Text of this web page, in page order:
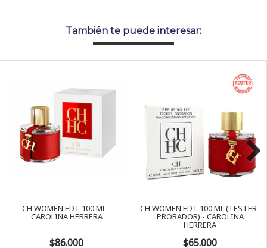
También te puede interesar:
CH WOMEN EDT 100 ML -
CAROLINA HERRERA
$86.000
CH WOMEN EDT 100 ML (TESTER-
PROBADOR) - CAROLINA
HERRERA
$65.000
Next